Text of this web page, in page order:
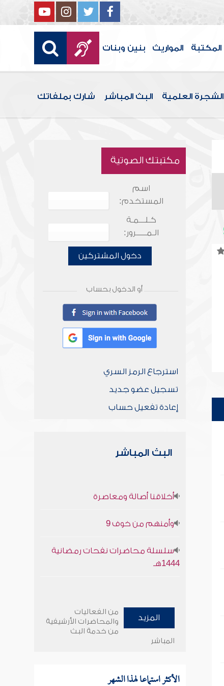
المكتبة المواريث بنين وبنات
الشجرة العلمية البث المباشر شارك بملفاتك
مكتبتك الصوتية
اسم
المستخدم:
كـلـــمـة
الـمـــــرور:
دخول المشتركين
أو الدخول بحساب
استرجاع الرمز السري
تسجيل عضو جديد
إعادة تفعيل حساب
البث المباشر
أخلاقنا أصالة ومعاصرة
وأمنهم من خوف 9
سلسلة محاضرات نفحات رمضانية
1444هـ
المزيد
من الفعاليات
والمحاضرات الأرشيفية
من خدمة البث
المباشر
الأكثر استماعا لهذا الشهر